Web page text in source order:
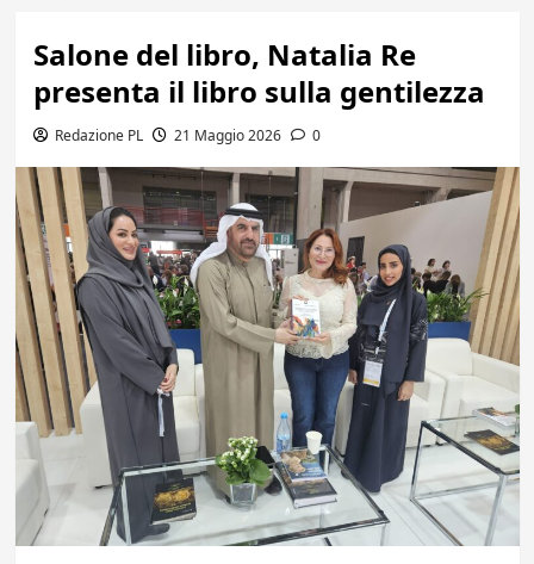
Salone del libro, Natalia Re
presenta il libro sulla gentilezza
Redazione PL 21 Maggio 2026 0